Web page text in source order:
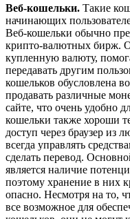
Веб-кошельки. Такие
начинающих
Веб-кошельки обычно
крипто-валютных бирж.
купленную валюту,
передавать другим
кошельков обусловлена
продавать различные
сайте, что очень удобно
кошельки также хороши
доступ через браузер из
всегда управлять
сделать перевод.
является наличие
поэтому хранение в них
опасно. Несмотря на то,
все возможное для